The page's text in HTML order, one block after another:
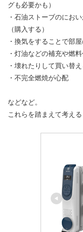
グも必要かも）
・石油ストーブのにお
（購入する）
・換気をすることで部
・灯油などの補充や燃
・壊れたりして買い替え
・不完全燃焼が心配
などなど。
これらを踏まえて考え